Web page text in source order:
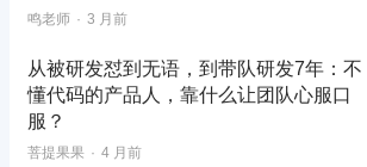
鸣老师 3 月前
从被研发怼到无语，到带队研发7年：不
懂代码的产品人，靠什么让团队心服口
服？
菩提果果 4 月前